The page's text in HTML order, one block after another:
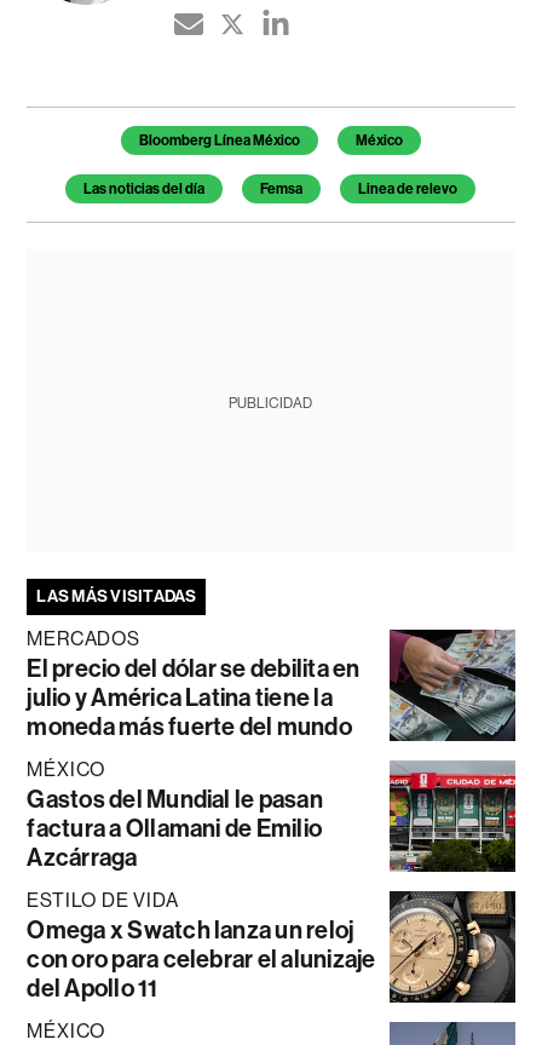
Temas de este artículo
Bloomberg Línea México México
Las noticias del día Femsa Linea de relevo
PUBLICIDAD
LAS MÁS VISITADAS
MERCADOS
El precio del dólar se debilita en
julio y América Latina tiene la
moneda más fuerte del mundo
MÉXICO
Gastos del Mundial le pasan
factura a Ollamani de Emilio
Azcárraga
ESTILO DE VIDA
Omega x Swatch lanza un reloj
con oro para celebrar el alunizaje
del Apollo 11
MÉXICO